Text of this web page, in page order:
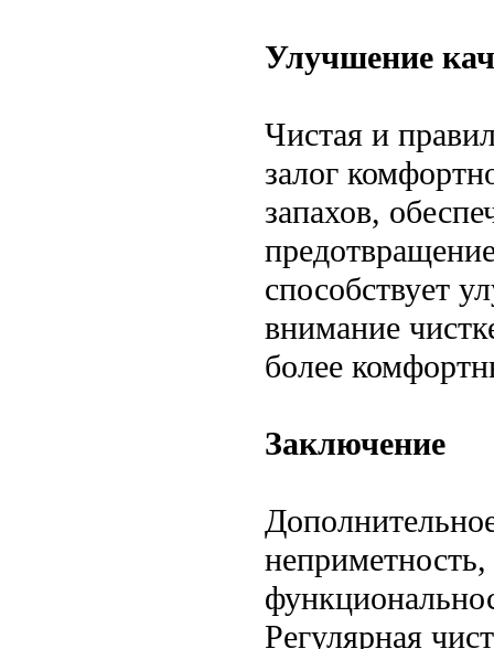
Улучшение
Чистая и
залог
запахов,
способствует
внимание
более
Заключение
Регулярная